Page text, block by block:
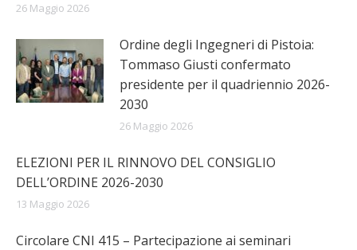
26 Maggio 2026
Ordine degli Ingegneri di Pistoia:
Tommaso Giusti confermato
presidente per il quadriennio 2026-
2030
26 Maggio 2026
ELEZIONI PER IL RINNOVO DEL CONSIGLIO
DELL’ORDINE 2026-2030
13 Maggio 2026
Circolare CNI 415 – Partecipazione ai seminari